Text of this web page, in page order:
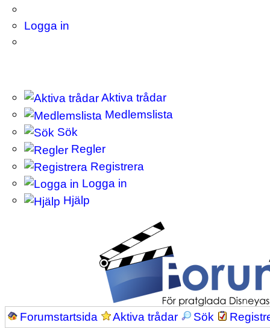
Logga in
Aktiva trådar
Medlemslista
Sök
Regler
Registrera
Logga in
Hjälp
Forumstartsida Aktiva trådar Sök